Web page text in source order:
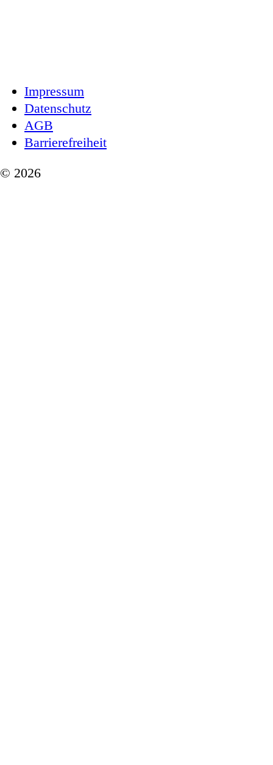
Impressum
Datenschutz
AGB
Barrierefreiheit
© 2026